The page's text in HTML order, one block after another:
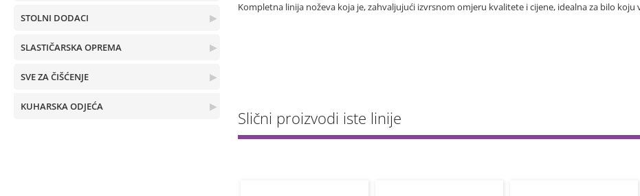
▶
STOLNI DODACI
▶
SLASTIČARSKA OPREMA
▶
SVE ZA ČIŠĆENJE
▶
KUHARSKA ODJEĆA
Kompletna linija noževa koja je, zahvaljujući izvrsnom omjeru kvalitete i cijene, idealna za bilo
Slični proizvodi iste linije